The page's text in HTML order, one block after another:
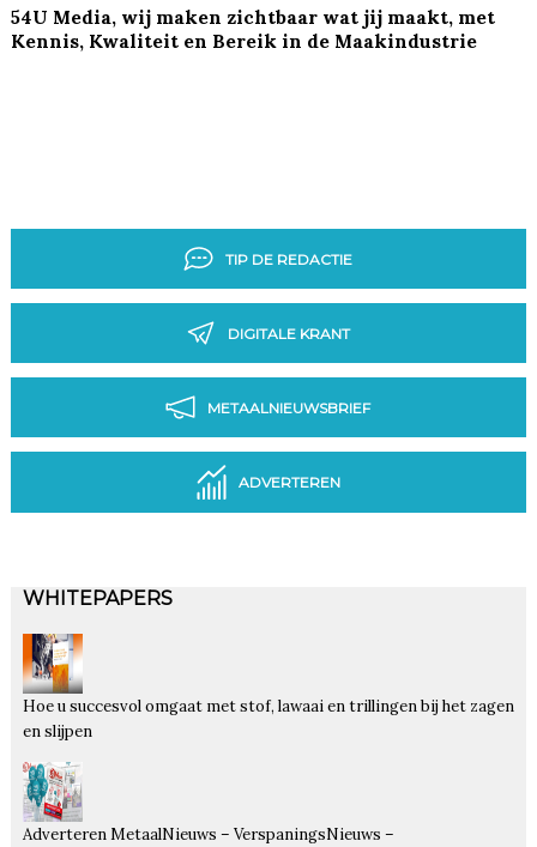
54U Media, wij maken zichtbaar wat jij maakt, met
Kennis, Kwaliteit en Bereik in de Maakindustrie
TIP DE REDACTIE
DIGITALE KRANT
METAALNIEUWSBRIEF
ADVERTEREN
WHITEPAPERS
Hoe u succesvol omgaat met stof, lawaai en trillingen bij het zagen
en slijpen
Adverteren MetaalNieuws – VerspaningsNieuws –